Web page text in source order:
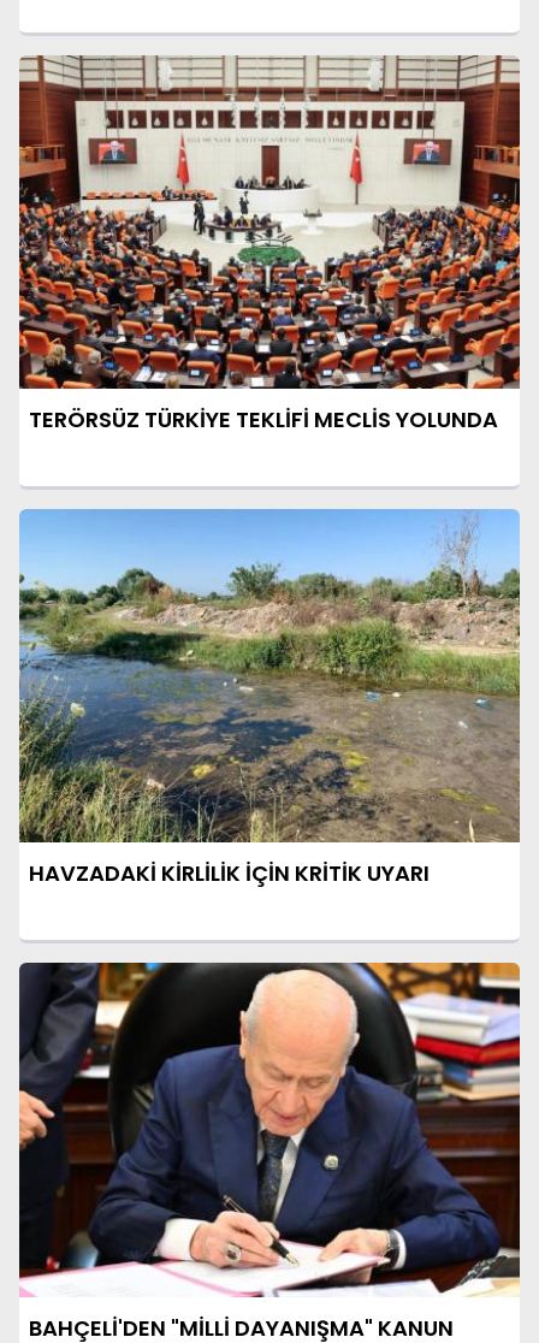
TERÖRSÜZ TÜRKİYE TEKLİFİ MECLİS YOLUNDA
HAVZADAKİ KİRLİLİK İÇİN KRİTİK UYARI
BAHÇELİ'DEN "MİLLİ DAYANIŞMA" KANUN